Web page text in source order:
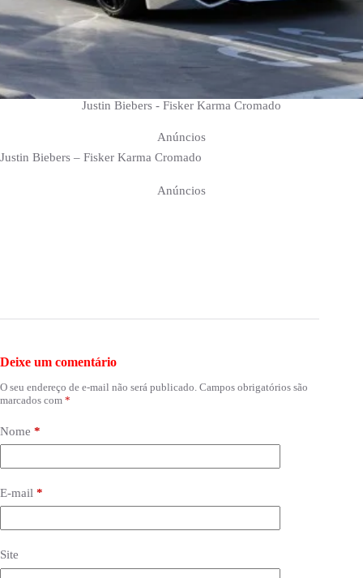
Justin Biebers - Fisker Karma Cromado
Anúncios
Justin Biebers – Fisker Karma Cromado
Anúncios
Deixe um comentário
O seu endereço de e-mail não será publicado. Campos obrigatórios são
marcados com *
Nome *
E-mail *
Site